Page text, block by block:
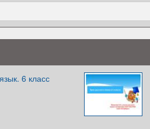
6 класс